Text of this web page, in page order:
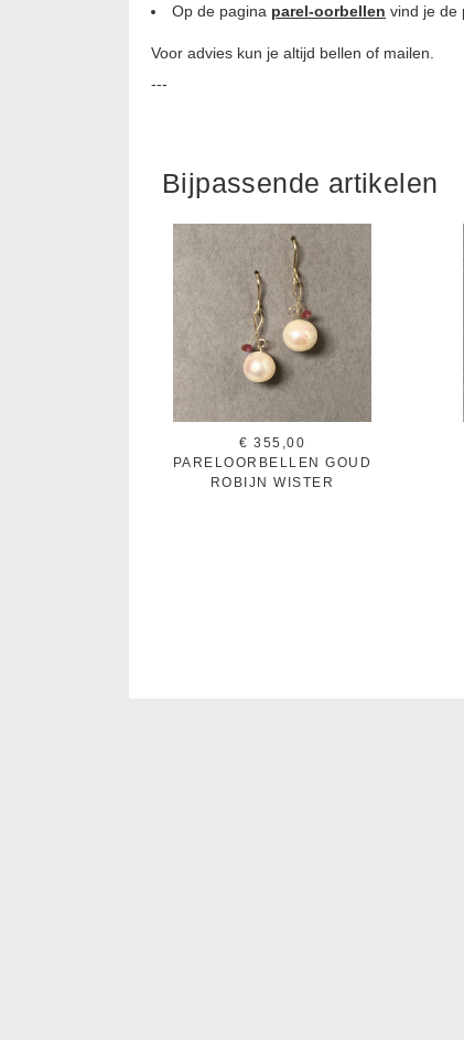
Op de pagina parel-oorbellen vind je de
Voor advies kun je altijd bellen of mailen.
---
Bijpassende artikelen
€ 355,00
PARELOORBELLEN GOUD
ROBIJN WISTER